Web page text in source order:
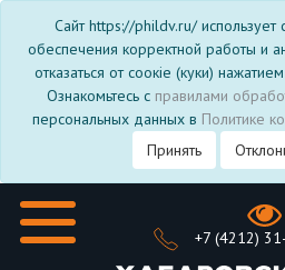
Сайт https://phildv.ru/ использует
обеспечения корректной работы и
отказаться от соокіе (куки)
Ознакомьтесь с правилами
персональных данных в Политике
Принять
+7 (4212)